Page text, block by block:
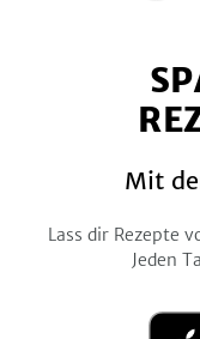
Mit
Lass dir Rezepte
Jeden
Laden